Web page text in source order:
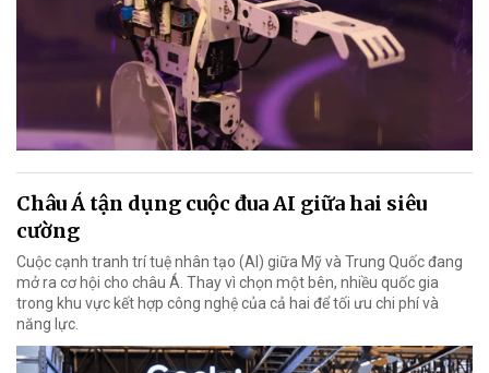
Châu Á tận dụng cuộc đua AI giữa hai siêu
cường
Cuộc cạnh tranh trí tuệ nhân tạo (AI) giữa Mỹ và Trung Quốc đang
mở ra cơ hội cho châu Á. Thay vì chọn một bên, nhiều quốc gia
trong khu vực kết hợp công nghệ của cả hai để tối ưu chi phí và
năng lực.